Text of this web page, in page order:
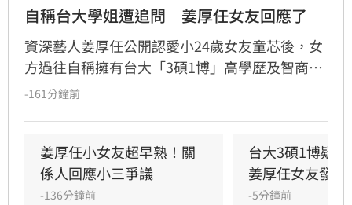
自稱台大學姐遭追問　姜厚任女友回應了
資深藝人姜厚任公開認愛小24歲女友童芯後，女
方過往自稱擁有台大「3碩1博」高學歷及智商
146等背景引發外界高度質疑。童芯日前於社群
件，導致話題持續發酵，網友針對其學歷真實性
仍存有諸多疑問。面對女友身陷輿論風波，姜厚
任展現力挺態度，笑稱兩人的戀情已像偵探片，
-161分鐘前
姜厚任小女友超早熟！關
係人回應小三爭議
-136分鐘前
台大3碩1博疑
姜厚任女友發聲
-5分鐘前